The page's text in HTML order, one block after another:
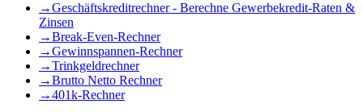
→Geschäftskreditrechner - Berechne Gewerbekredit-Raten &
Zinsen
→Break-Even-Rechner
→Gewinnspannen-Rechner
→Trinkgeldrechner
→Brutto Netto Rechner
→401k-Rechner